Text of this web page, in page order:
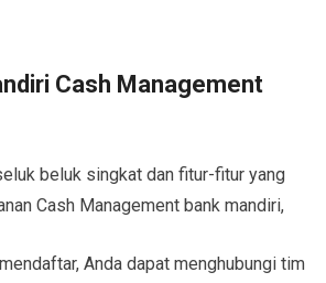
Cash Management
beluk singkat dan fitur-fitur yang
Cash Management bank mandiri,
Anda dapat menghubungi tim